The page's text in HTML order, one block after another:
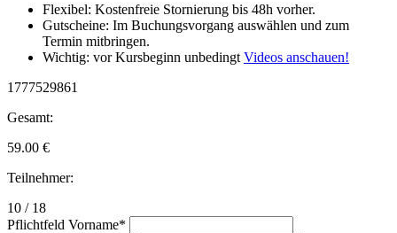
Flexibel: Kostenfreie Stornierung bis 48h vorher.
Gutscheine: Im Buchungsvorgang auswählen und zum
Termin mitbringen.
Wichtig: vor Kursbeginn unbedingt Videos anschauen!
1777529861
Gesamt:
59.00 €
Teilnehmer:
10 / 18
Pflichtfeld Vorname*